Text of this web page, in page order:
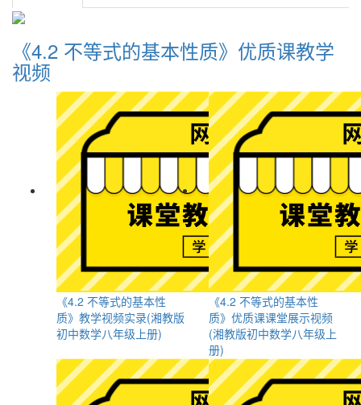
《4.2 不等式的基本性质》优质课教学
视频
《4.2 不等式的基本性
质》教学视频实录(湘教版
初中数学八年级上册)
《4.2 不等式的基本性
质》优质课课堂展示视频
(湘教版初中数学八年级上
册)